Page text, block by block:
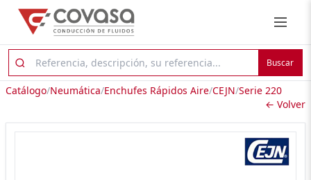
Buscar
Catálogo/Neumática/Enchufes Rápidos Aire/CEJN/Serie 220
← Volver